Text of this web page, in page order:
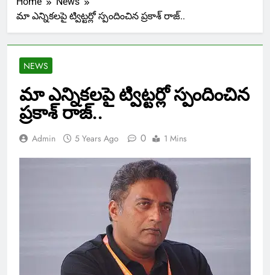
మా ఎన్నికలపై ట్విట్టర్లో స్పందించిన ప్రకాశ్ రాజ్..
NEWS
మా ఎన్నికలపై ట్విట్టర్లో స్పందించిన
ప్రకాశ్ రాజ్..
Admin 5 Years Ago 0 1 Mins